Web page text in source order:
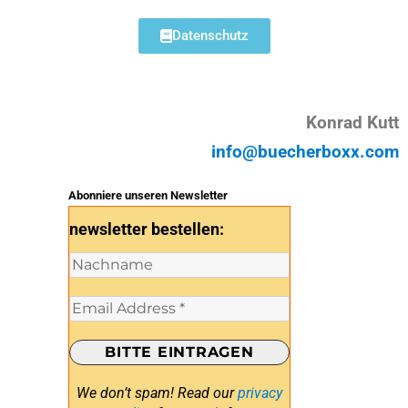
Datenschutz
Konrad Kutt
info@buecherboxx.com
Abonniere unseren Newsletter
newsletter bestellen:
We don’t spam! Read ourprivacy